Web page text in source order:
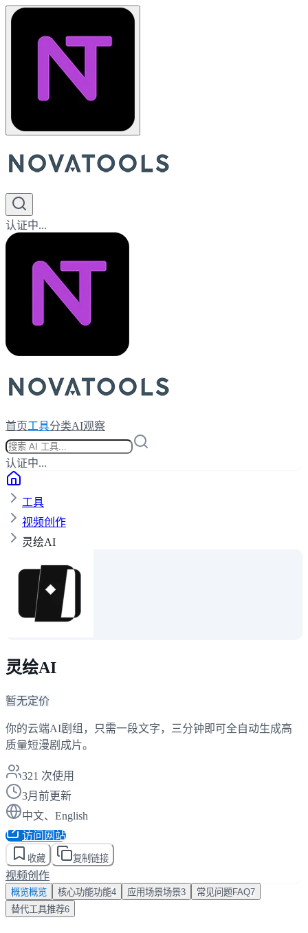
认证中...
首页工具分类AI观察
认证中...
工具
视频创作
灵绘AI
灵绘AI
暂无定价
你的云端AI剧组，只需一段文字，三分钟即可全自动生成高
质量短漫剧成片。
321 次使用
3月前更新
中文、English
访问网站
收藏 复制链接
视频创作
概览概览 核心功能功能4 应用场景场景3 常见问题 FAQ7
替代工具推荐6